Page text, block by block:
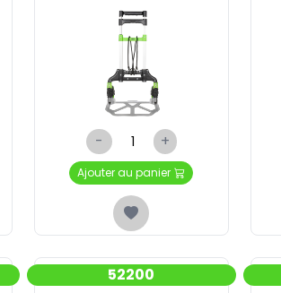
- +
Ajouter au panier
52200